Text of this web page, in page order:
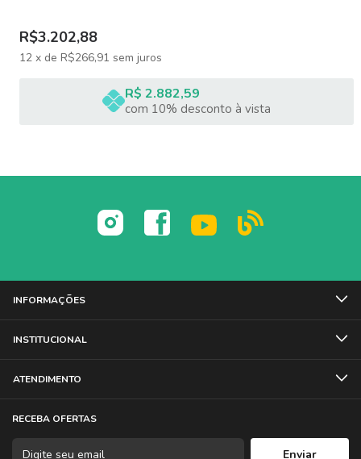
ESPECIFICAÇÕES TÉCNICAS:
Potência: 350W RMS / 600W PMPO
Alto falantes: 15 polegadas
ITENS INCLUSOS:
Manual.
Garantia: 3 meses
R$3.202,88
12 x de R$266,91 sem juros
R$ 2.882,59
com 10% desconto à vista
INFORMAÇÕES
INSTITUCIONAL
ATENDIMENTO
RECEBA OFERTAS